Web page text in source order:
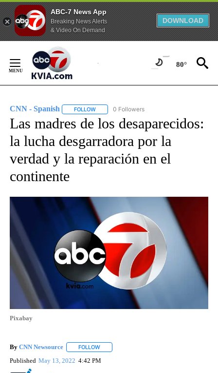
ABC-7 News App
Breaking News Alerts
& Video On Demand
DOWNLOAD
Content
80°
CNN - Spanish FOLLOW FOLLOW "CNN - SPANISH" TO RECEIVE
0 Followers
Las madres de los desaparecidos:
la lucha desgarradora por la
verdad y la reparación en el
continente
Pixabay
By CNN Newsource FOLLOW
Published May 13, 2022 4:42 PM